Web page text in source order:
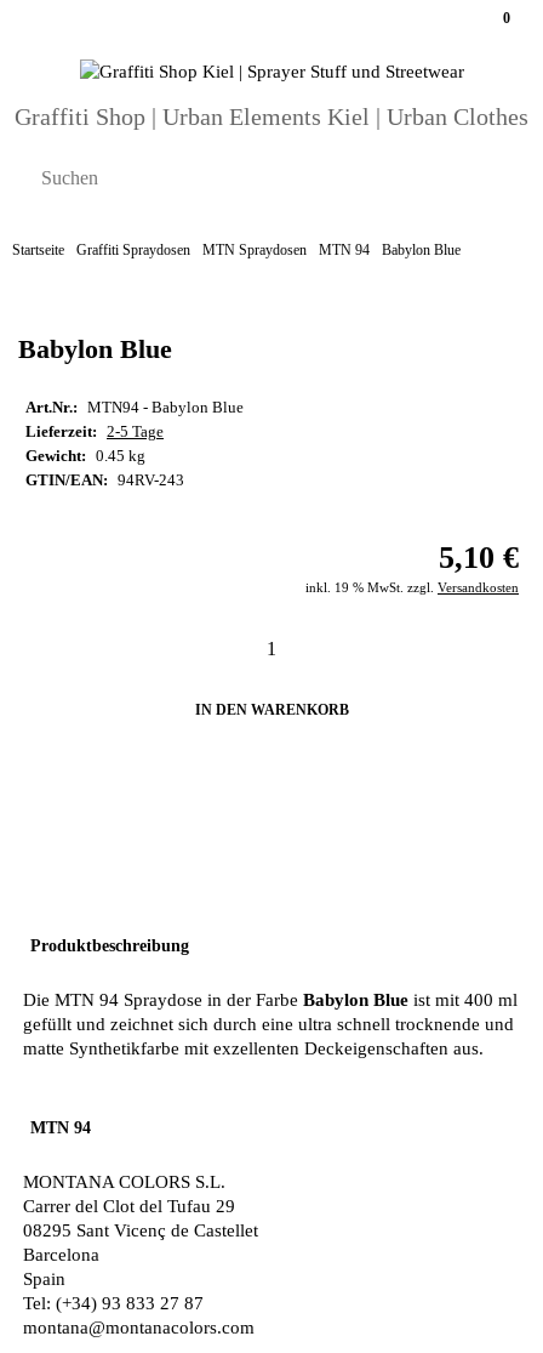
Graffiti Shop | Urban Elements Kiel | Urban Clothes
0
Startseite Graffiti Spraydosen MTN Spraydosen MTN 94 Babylon Blue
Babylon Blue
Art.Nr.:
MTN94 - Babylon Blue
Lieferzeit:
2-5 Tage
Gewicht:
0.45 kg
GTIN/EAN:
94RV-243
5,10 €
inkl. 19 % MwSt. zzgl. Versandkosten
IN DEN WARENKORB
Produktbeschreibung
Die MTN 94 Spraydose in der Farbe Babylon Blue ist mit 400 ml
gefüllt und zeichnet sich durch eine ultra schnell trocknende und
matte Synthetikfarbe mit exzellenten Deckeigenschaften aus.
MTN 94
MONTANA COLORS S.L.
Carrer del Clot del Tufau 29
08295 Sant Vicenç de Castellet
Barcelona
Spain
Tel: (+34) 93 833 27 87
montana@montanacolors.com